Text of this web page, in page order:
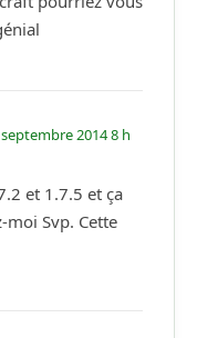
2014 8 h
et 1.7.5 et ça
moi Svp. Cette